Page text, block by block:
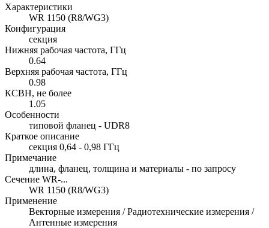
Характеристики
WR 1150 (R8/WG3)
Конфигурация
секция
Нижняя рабочая частота, ГГц
0.64
Верхняя рабочая частота, ГГц
0.98
КСВН, не более
1.05
Особенности
типовой фланец - UDR8
Краткое описание
секция 0,64 - 0,98 ГГц
Примечание
длина, фланец, толщина и материалы - по запросу
Сечение WR-...
WR 1150 (R8/WG3)
Применение
Векторные измерения / Радиотехнические измерения /
Антенные измерения